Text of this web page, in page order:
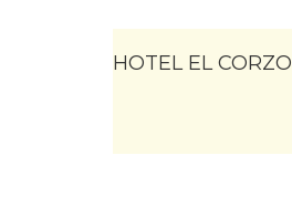
HOTEL EL CORZO